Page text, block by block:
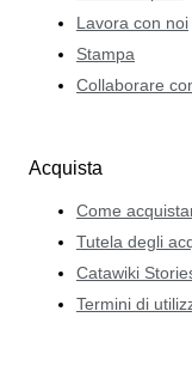
Lavora con noi
Stampa
Collaborare
Acquista
Come
Tutela degli
Catawiki
Termini di